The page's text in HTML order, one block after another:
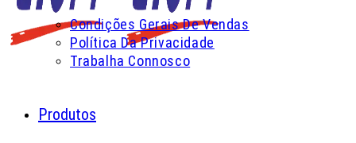
Condições Gerais De Vendas
Política Da Privacidade
Trabalha Connosco
Produtos